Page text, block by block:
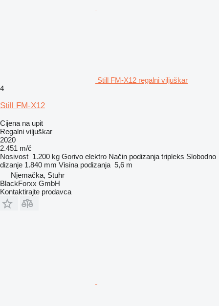
Still FM-X12 regalni viljuškar
4
Still FM-X12
Cijena na upit
Regalni viljuškar
2020
2.451 m/č
Nosivost 1.200 kg Gorivo elektro Način podizanja tripleks Slobodno
dizanje 1.840 mm Visina podizanja 5,6 m
Njemačka, Stuhr
BlackForxx GmbH
Kontaktirajte prodavca